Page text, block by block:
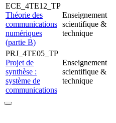
ECE_4TE12_TP
Théorie des
communications
numériques
(partie B)
Enseignement
scientifique &
technique
PRJ_4TE05_TP
Projet de
synthèse :
système de
communications
Enseignement
scientifique &
technique